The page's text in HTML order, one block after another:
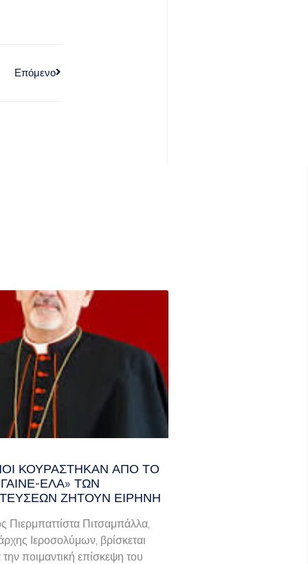
Επόμενο
ΚΟΥΡΆΣΤΗΚΑΝ ΑΠΌ ΤΟ
ΈΛΑ» ΤΩΝ
ΖΗΤΟΎΝ ΕΙΡΉΝΗ
Πιερμπαττίστα Πιτσαμπάλλα,
Ιεροσολύμων, βρίσκεται
ποιμαντική επίσκεψη του